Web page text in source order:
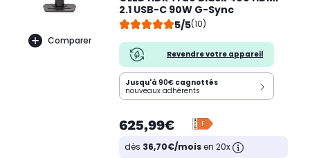
Comparer
2.1 USB-C 90W G-Sync
5/5(10)
Revendre votre appareil
Jusqu'à 90€ cagnottés
nouveaux adhérents
625,99€
dès 36,70€/moisen 20x